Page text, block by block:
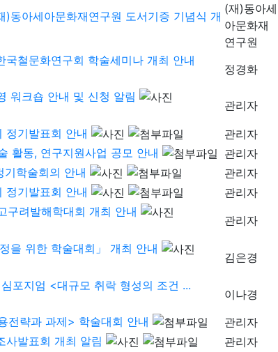
동아세아문화재연구원 도서기증 기념식 개
(재)동아세
아문화재
연구원
철문화연구회 학술세미나 개최 안내
정경화
워크숍 안내 및 신청 알림
관리자
정기발표회 안내 관리자
활동, 연구지원사업 공모 안내 관리자
학술회의 안내 관리자
정기발표회 안내 관리자
구려발해학대회 개최 안내
관리자
을 위한 학술대회」 개최 안내
김은경
포지엄 <대규모 취락 형성의 조건 ...
이나경
전략과 과제> 학술대회 안내 관리자
발표회 개최 알림 관리자